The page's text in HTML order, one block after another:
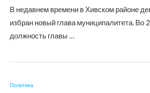
В недавнем времени в Хивском районе
избран новый глава муниципалитета. Во
должность главы …
Политика